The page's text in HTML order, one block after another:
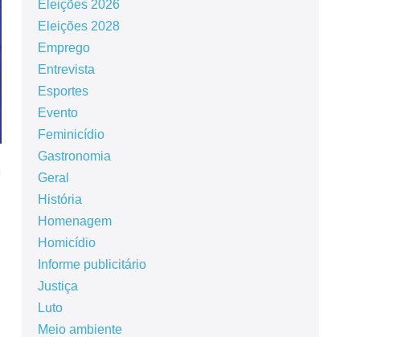
Eleições 2026
Eleições 2028
Emprego
Entrevista
Esportes
Evento
Feminicídio
Gastronomia
Geral
História
Homenagem
Homicídio
Informe publicitário
Justiça
Luto
Meio ambiente